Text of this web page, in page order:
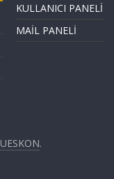
KULLANICI PANELİ
MAİL PANELİ
UESKON.